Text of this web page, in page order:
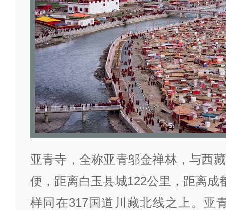
亚青寺，全称亚青邬金禅林，与西
便，距离白玉县城122公里，距离成
样同在317国道川藏北线之上。亚